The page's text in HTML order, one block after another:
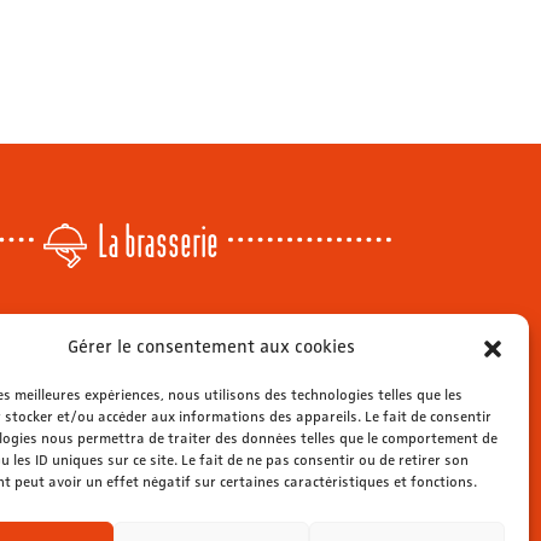
Gérer le consentement aux cookies
meilleures expériences, nous utilisons des technologies telles que les
stocker et/ou accéder aux informations des appareils. Le fait de consentir
nous permettra de traiter des données telles que le comportement de
les ID uniques sur ce site. Le fait de ne pas consentir ou de retirer son
peut avoir un effet négatif sur certaines caractéristiques et fonctions.
La brasserie
Mardi & mercredi: 11h - 00h30
Jeudi: 11h - 1h
Vendredi & samedi: 11h - 1h30
Dimanche: 11h - 00h